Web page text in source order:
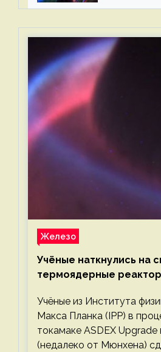
Железо
Учёные наткнулись на
термоядерные
Учёные из Института
Макса Планка (IPP) в
токамаке ASDEX Upgrade
(недалеко от Мюнхена)